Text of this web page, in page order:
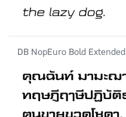
DB NopEuro Bold Extended